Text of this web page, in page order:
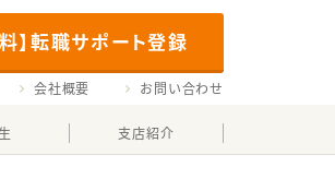
料】転職サポート登録
会社概要 お問い合わせ
支店紹介